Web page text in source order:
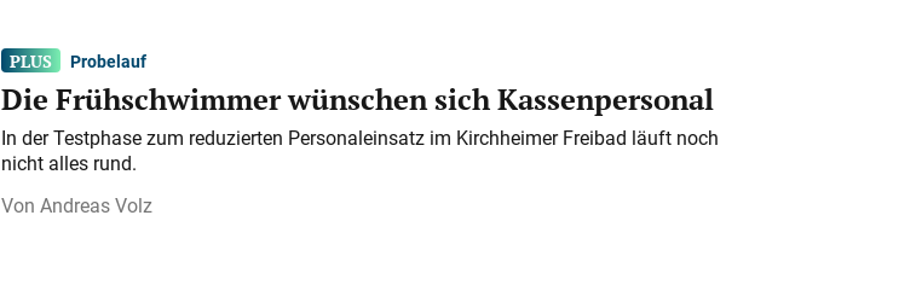
Probelauf
Die Frühschwimmer wünschen sich Kassenpersonal
In der Testphase zum reduzierten Personaleinsatz im Kirchheimer Freibad läuft noch
nicht alles rund.
Andreas Volz